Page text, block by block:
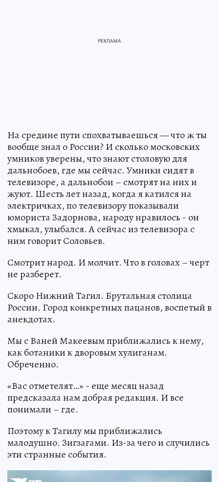
На средине пути спохватываешься — что ж ты
вообще знал о России? И сколько московских
умников уверены, что знают столовую для
дальнобоев, где мы сейчас. Умники сидят в
телевизоре, а дальнобои – смотрят на них и
жуют. Шесть лет назад, когда я катился на
электричках, по телевизору показывали
юмориста Задорнова, народу нравилось - он
хмыкал, улыбался. А сейчас из телевизора с
ним говорит Соловьев.
Смотрит народ. И молчит. Что в головах – черт
не разберет.
Скоро Нижний Тагил. Брутальная столица
России. Город конкретных пацанов, воспетый в
анекдотах.
Мы с Ваней Макеевым приближались к нему,
как ботаники к дворовым хулиганам.
Обреченно.
«Вас отметелят…» - еще месяц назад
предсказала нам добрая редакция. И все
понимали – где.
Поэтому к Тагилу мы приближались
малодушно. Зигзагами. Из-за чего и случились
эти странные события.